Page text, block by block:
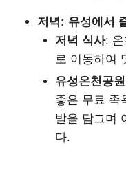
저녁: 유성에서
저녁 식사: 온
로 이동하여
유성온천공
좋은 무료 족
발을 담그며
다.